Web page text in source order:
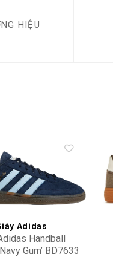
HIỆU
Add to
wishlist
Adidas
Handball
Gum’ BD7633